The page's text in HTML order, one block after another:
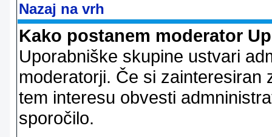
Nazaj na vrh
Kako postanem moderator
Uporabniške skupine ustvari
moderatorji. Če si
tem interesu obvesti
sporočilo.